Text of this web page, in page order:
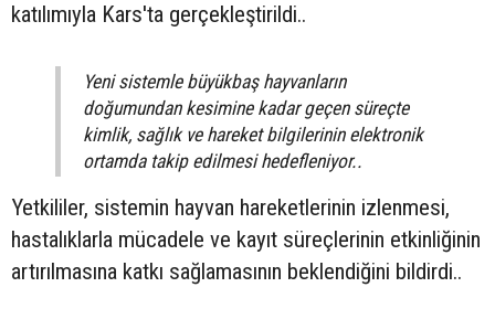
katılımıyla Kars'ta gerçekleştirildi..
Yeni sistemle büyükbaş hayvanların
doğumundan kesimine kadar geçen süreçte
kimlik, sağlık ve hareket bilgilerinin elektronik
ortamda takip edilmesi hedefleniyor..
Yetkililer, sistemin hayvan hareketlerinin izlenmesi,
hastalıklarla mücadele ve kayıt süreçlerinin etkinliğinin
artırılmasına katkı sağlamasının beklendiğini bildirdi..